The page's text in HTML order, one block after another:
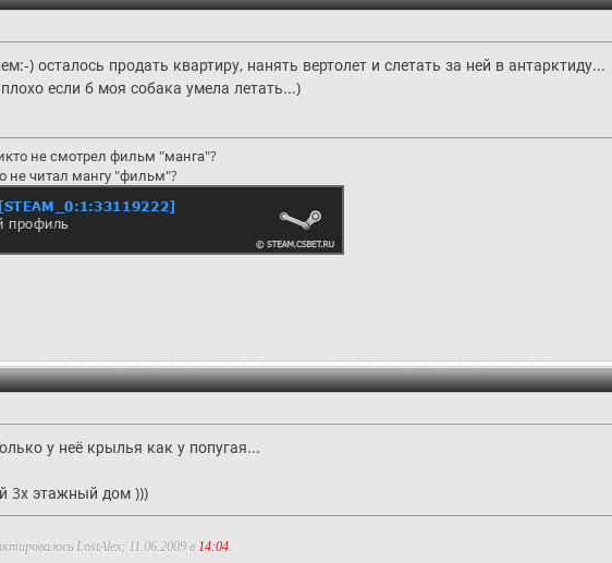
) осталось продать квартиру, нанять вертолет и слетать за ней в антарктиду...
если б моя собака умела летать...)
не смотрел фильм "манга"?
не читал мангу "фильм"?
у неё крылья как у попугая...
3х этажный дом )))
LostAlex; 11.06.2009 в 14:04.